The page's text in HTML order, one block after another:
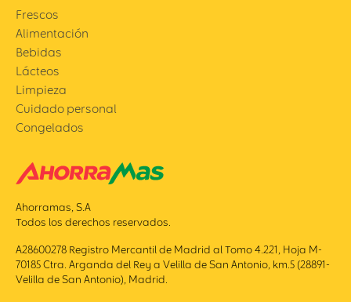
Frescos
Alimentación
Bebidas
Lácteos
Limpieza
Cuidado personal
Congelados
Ahorramas, S.A
Todos los derechos reservados.
A28600278 Registro Mercantil de Madrid al Tomo 4.221, Hoja M-
70185 Ctra. Arganda del Rey a Velilla de San Antonio, km.5 (28891-
Velilla de San Antonio), Madrid.